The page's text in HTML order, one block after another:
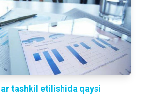
tashkil etilishida qaysi